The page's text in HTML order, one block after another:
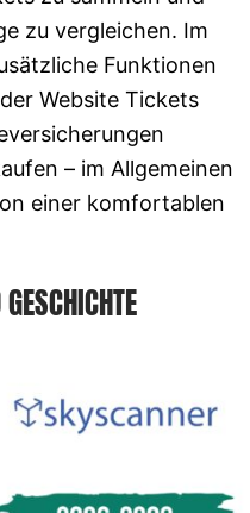
zu vergleichen. Im
Funktionen
Website Tickets
– im Allgemeinen
einer komfortablen